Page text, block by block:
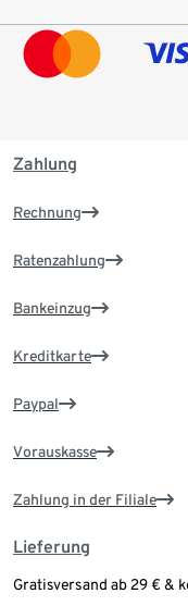
Zahlung
Rechnung
Ratenzahlung
Bankeinzug
Kreditkarte
Paypal
Vorauskasse
Zahlung in der Filiale
Lieferung
Gratisversand ab 29 € &